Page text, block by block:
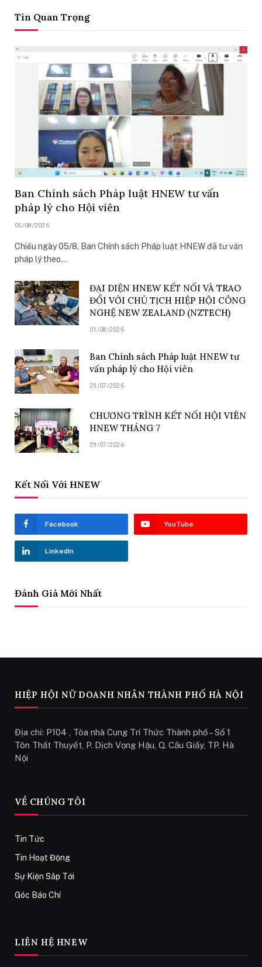
Tin Quan Trọng
Ban Chính sách Pháp luật HNEW tư vấn
pháp lý cho Hội viên
05/08/2026
Chiều ngày 05/8, Ban Chính sách Pháp luật HNEW đã tư vấn
pháp lý theo…
ĐẠI DIỆN HNEW KẾT NỐI VÀ TRAO
ĐỔI VỚI CHỦ TỊCH HIỆP HỘI CÔNG
NGHỆ NEW ZEALAND (NZTECH)
01/08/2026
Ban Chính sách Pháp luật HNEW tư
vấn pháp lý cho Hội viên
29/07/2026
CHƯƠNG TRÌNH KẾT NỐI HỘI VIÊN
HNEW THÁNG 7
29/07/2026
Kết Nối Với HNEW
Facebook YouTube
LinkedIn
Đánh Giá Mới Nhất
HIỆP HỘI NỮ DOANH NHÂN THÀNH PHỐ HÀ NỘI
Địa chỉ: P104 , Tòa nhà Cung Trí Thức Thành phố – Số 1
Tôn Thất Thuyết, P. Dịch Vọng Hậu, Q. Cầu Giấy, TP. Hà
Nội
VỀ CHÚNG TÔI
Tin Tức
Tin Hoạt Động
Sự Kiện Sắp Tới
Góc Báo Chí
LIÊN HỆ HNEW